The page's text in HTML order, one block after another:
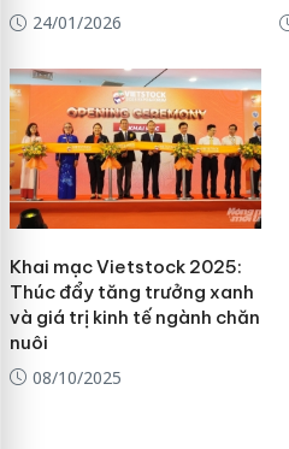
24/01/2026
Khai mạc Vietstock 2025:
Thúc đẩy tăng trưởng xanh
và giá trị kinh tế ngành chăn
nuôi
08/10/2025